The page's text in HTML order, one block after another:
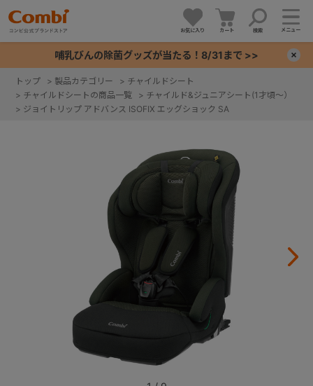
お気に入り カート 検索 メニュー
哺乳びんの除菌グッズが当たる！8/31まで >>
トップ > 製品カテゴリー > チャイルドシート
> チャイルドシートの商品一覧 > チャイルド&ジュニアシート(1才頃～）
> ジョイトリップ アドバンス ISOFIX エッグショック SA